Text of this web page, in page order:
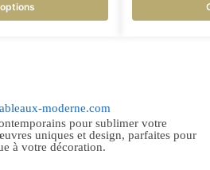
pour sublimer votre
uniques et design, parfaites pour
à votre décoration.